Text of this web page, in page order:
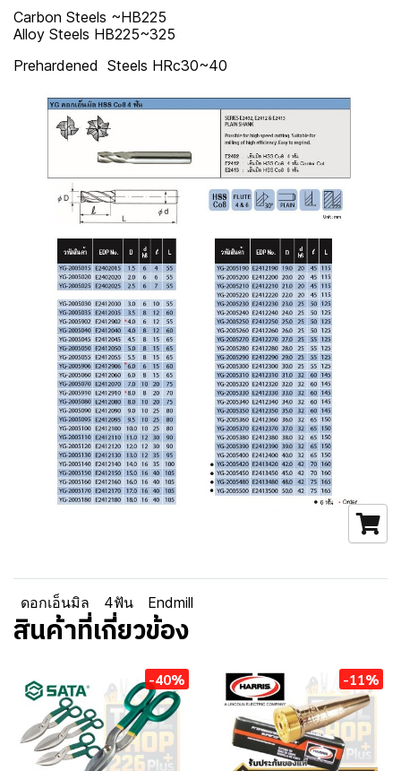
Carbon Steels ~HB225
Alloy Steels HB225~325
Prehardened Steels HRc30~40
ดอกเอ็นมิล 4ฟัน Endmill
สินค้าที่เกี่ยวข้อง
-40% -11%